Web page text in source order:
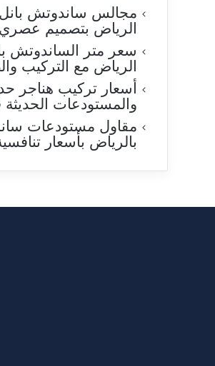
مجالس ساندوتش
الرياض بتصميم عصري
سعر متر الساندوتش
الرياض مع التركيب
أسعار تركيب هناجر
والمستودعات
مقاول مستودعات
بالرياض بأسعار